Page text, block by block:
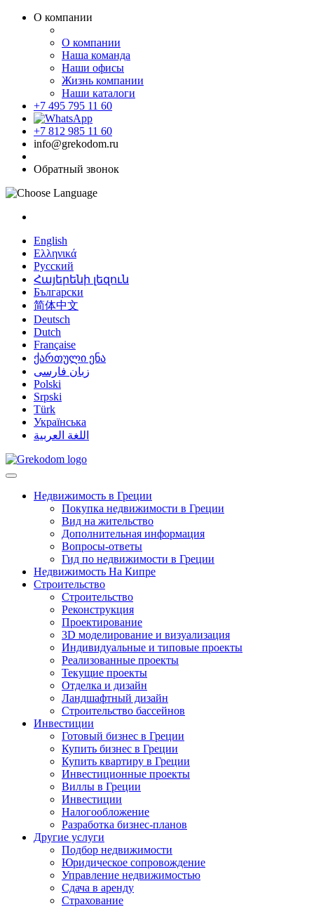
О компании
О компании
Наша команда
Наши офисы
Жизнь компании
Наши каталоги
+7 495 795 11 60
+7 812 985 11 60
info@grekodom.ru
Обратный звонок
English
Ελληνικά
Русский
Հայերենի լեզուն
Български
简体中文
Deutsch
Dutch
Française
ქართული ენა
زبان فارسی
Polski
Srpski
Türk
Українська
اللغة العربية
Недвижимость в Греции
Покупка недвижимости в Греции
Вид на жительство
Дополнительная информация
Вопросы-ответы
Гид по недвижимости в Греции
Недвижимость На Кипре
Строительство
Строительство
Реконструкция
Проектирование
3D моделирование и визуализация
Индивидуальные и типовые проекты
Реализованные проекты
Текущие проекты
Отделка и дизайн
Ландшафтный дизайн
Строительство бассейнов
Инвестиции
Готовый бизнес в Греции
Купить бизнес в Греции
Купить квартиру в Греции
Инвестиционные проекты
Виллы в Греции
Инвестиции
Налогообложение
Разработка бизнес-планов
Другие услуги
Подбор недвижимости
Юридическое сопровождение
Управление недвижимостью
Сдача в аренду
Страхование